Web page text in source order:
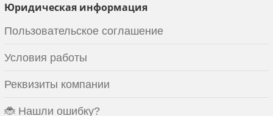
Юридическая информация
Пользовательское соглашение
Условия работы
Реквизиты компании
🐞 Нашли ошибку?